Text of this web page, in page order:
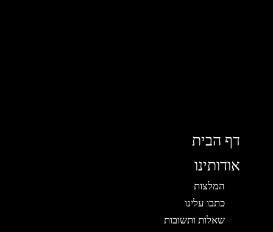
דף הבית
אודותינו
המלצות
כתבו עלינו
שאלות ותשובות